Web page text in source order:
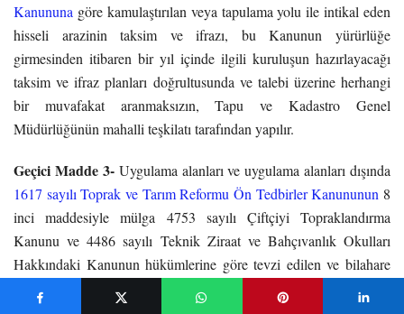
Kanununa göre kamulaştırılan veya tapulama yolu ile intikal eden
hisseli arazinin taksim ve ifrazı, bu Kanunun yürürlüğe
girmesinden itibaren bir yıl içinde ilgili kuruluşun hazırlayacağı
taksim ve ifraz planları doğrultusunda ve talebi üzerine herhangi
bir muvafakat aranmaksızın, Tapu ve Kadastro Genel
Müdürlüğünün mahalli teşkilatı tarafından yapılır.
Geçici Madde 3-Uygulama alanları ve uygulama alanları dışında
1617 sayılı Toprak ve Tarım Reformu Ön Tedbirler Kanununun 8
inci maddesiyle mülga 4753 sayılı Çiftçiyi Topraklandırma
Kanunu ve 4486 sayılı Teknik Ziraat ve Bahçıvanlık Okulları
Hakkındaki Kanunun hükümlerine göre tevzi edilen ve bilahare
başkalarına devredilmiş bulunan gayrimenkullerin satışının